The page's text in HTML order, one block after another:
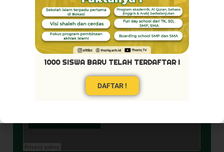
Visi Kami
1000 SISWA BARU TELAH TERDAFTAR !
DAFTAR !